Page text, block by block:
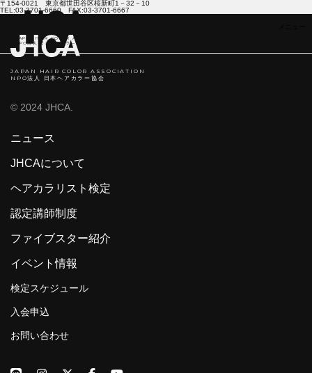
JAPAN HAIR COLOR ASSOCIATION
NPO法人 日本ヘアカラ―協会
〒154-0021 東京都世田谷区桜新町1－32－10
TEL:03-3701-6660 FAX:03-3701-6667
JAPAN HAIR COLOR ASSOCIATION
NPO法人 日本ヘアカラー協会
© 2024 JHCA.
ニュース
JHCAについて
ヘアカラリスト検定
認定講師制度
ファイブスター紹介
イベント情報
検定スケジュール
入会申込
お問い合わせ